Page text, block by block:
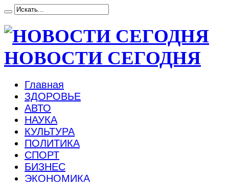
НОВОСТИ СЕГОДНЯ
Главная
ЗДОРОВЬЕ
АВТО
НАУКА
КУЛЬТУРА
ПОЛИТИКА
СПОРТ
БИЗНЕС
ЭКОНОМИКА